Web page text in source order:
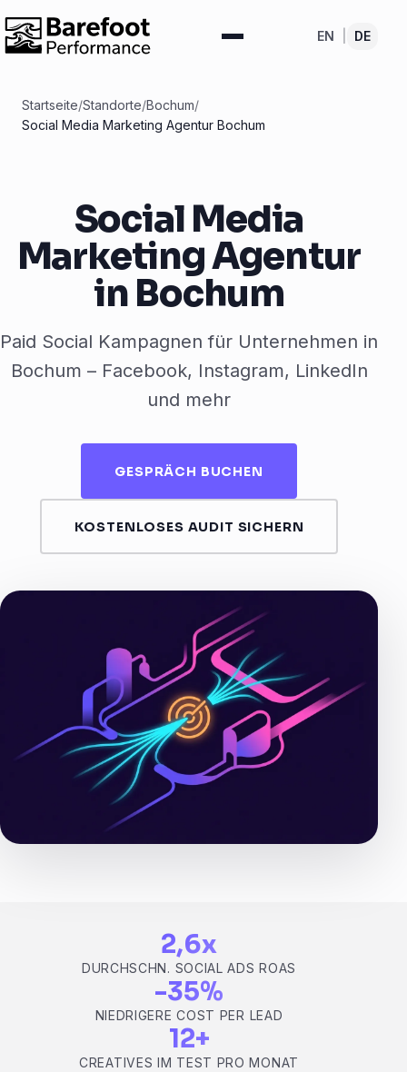
EN DE
Startseite/Standorte/Bochum/
Social Media Marketing Agentur Bochum
Social Media
Marketing Agentur
in Bochum
Paid Social Kampagnen für Unternehmen in
Bochum – Facebook, Instagram, LinkedIn
und mehr
GESPRÄCH BUCHEN
KOSTENLOSES AUDIT SICHERN
2,6x
DURCHSCHN. SOCIAL ADS ROAS
-35%
NIEDRIGERE COST PER LEAD
12+
CREATIVES IM TEST PRO MONAT